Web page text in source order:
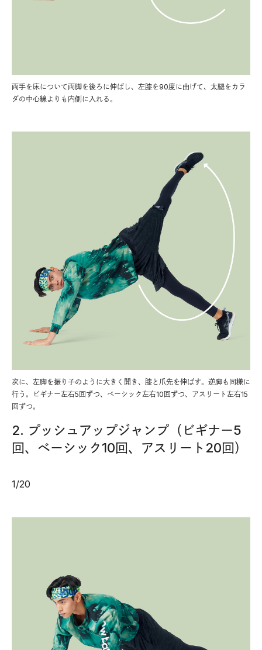
両手を床について両脚を後ろに伸ばし、左膝を90度に曲げて、太腿をカラ
ダの中心線よりも内側に入れる。
次に、左脚を振り子のように大きく開き、膝と爪先を伸ばす。逆脚も同様に
行う。ビギナー左右5回ずつ、ベーシック左右10回ずつ、アスリート左右15
回ずつ。
2. プッシュアップジャンプ（ビギナー5
回、ベーシック10回、アスリート20回）
1/20